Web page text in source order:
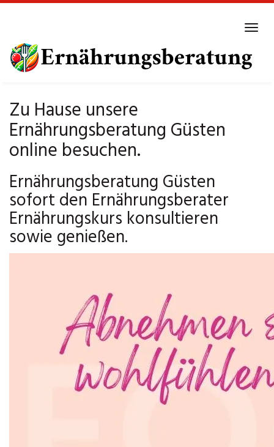
main
content
Zu Hause unsere
Ernährungsberatung Güsten
online besuchen.
Ernährungsberatung Güsten
sofort den Ernährungsberater
Ernährungskurs konsultieren
sowie genießen.